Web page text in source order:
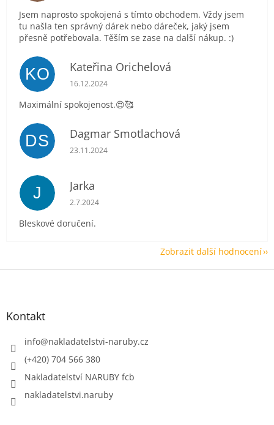
Jsem naprosto spokojená s tímto obchodem. Vždy jsem
tu našla ten správný dárek nebo dáreček, jaký jsem
přesně potřebovala. Těším se zase na další nákup. :)
KO Kateřina Orichelová
Hodnocení obchodu je 5 z 5 hvězdiček.
16.12.2024
Maximální spokojenost.😍🥰
DS Dagmar Smotlachová
Hodnocení obchodu je 5 z 5 hvězdiček.
23.11.2024
J Jarka
Hodnocení obchodu je 5 z 5 hvězdiček.
2.7.2024
Bleskové doručení.
Zobrazit další hodnocení
Z
Kontakt
info@nakladatelstvi-naruby.cz
(+420) 704 566 380
Nakladatelství NARUBY fcb
nakladatelstvi.naruby